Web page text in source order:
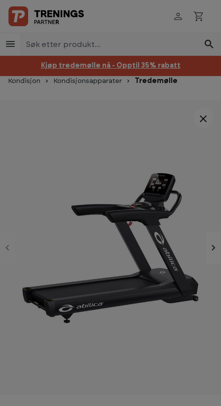
Hopp til innhold
Kjøp tredemølle nå - Opptil 35% rabatt
Kondisjon Kondisjonsapparater Tredemølle